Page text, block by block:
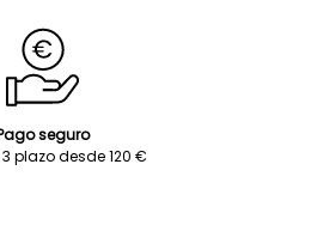
seguro
plazo desde 120 €